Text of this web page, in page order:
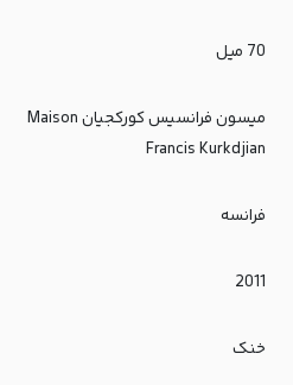
70 میل
میسون فرانسیس کورکجیان Maison
Francis Kurkdjian
فرانسه
2011
خنک